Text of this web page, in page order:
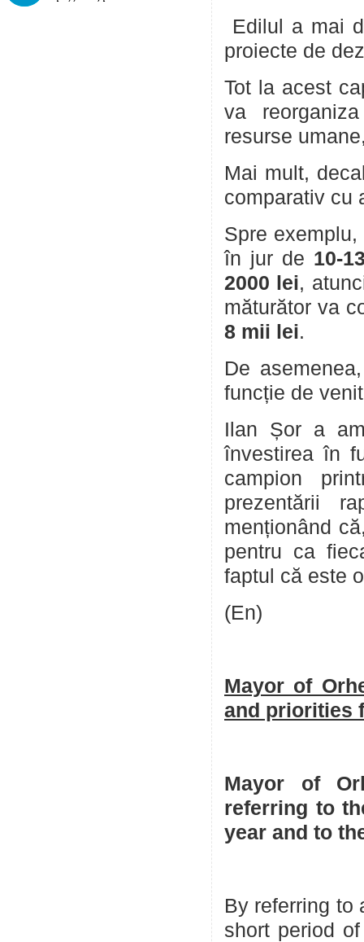
Edilul a mai
proiecte de
Tot la acest
va
resurse
Mai mult,
comparativ cu
Spre
în jur de 10-
2000
lei,
măturător va
8 mii lei.
De
funcție de
Ilan Șor a
învestirea în
campion
prezentării
menționând
pentru ca
faptul că este
(En)
Mayor of
and priorities
Mayor of
referring to
year and to
By referring to
short period